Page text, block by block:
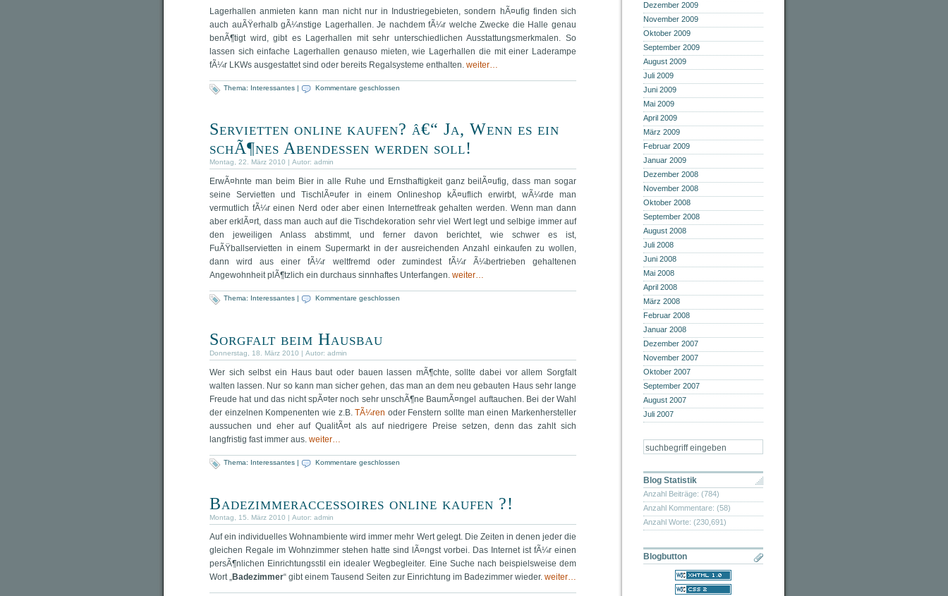
Lagerhallen anmieten kann man nicht nur in Industriegebieten, sondern hÃ¤ufig finden sich
auch auÃŸerhalb gÃ¼nstige Lagerhallen. Je nachdem fÃ¼r welche Zwecke die Halle genau
benÃ¶tigt wird, gibt es Lagerhallen mit sehr unterschiedlichen Ausstattungsmerkmalen. So
lassen sich einfache Lagerhallen genauso mieten, wie Lagerhallen die mit einer Laderampe
fÃ¼r LKWs ausgestattet sind oder bereits Regalsysteme enthalten. weiter…
Thema: Interessantes | Kommentare geschlossen
Servietten online kaufen? â€“ Ja, Wenn es ein
schÃ¶nes Abendessen werden soll!
Montag, 22. März 2010 | Autor: admin
ErwÃ¤hnte man beim Bier in alle Ruhe und Ernsthaftigkeit ganz beilÃ¤ufig, dass man sogar
seine Servietten und TischlÃ¤ufer in einem Onlineshop kÃ¤uflich erwirbt, wÃ¼rde man
vermutlich fÃ¼r einen Nerd oder aber einen Internetfreak gehalten werden. Wenn man dann
aber erklÃ¤rt, dass man auch auf die Tischdekoration sehr viel Wert legt und selbige immer auf
den jeweiligen Anlass abstimmt, und ferner davon berichtet, wie schwer es ist,
FuÃŸballservietten in einem Supermarkt in der ausreichenden Anzahl einkaufen zu wollen,
dann wird aus einer fÃ¼r weltfremd oder zumindest fÃ¼r Ã¼bertrieben gehaltenen
Angewohnheit plÃ¶tzlich ein durchaus sinnhaftes Unterfangen. weiter…
Thema: Interessantes | Kommentare geschlossen
Sorgfalt beim Hausbau
Donnerstag, 18. März 2010 | Autor: admin
Wer sich selbst ein Haus baut oder bauen lassen mÃ¶chte, sollte dabei vor allem Sorgfalt
walten lassen. Nur so kann man sicher gehen, das man an dem neu gebauten Haus sehr lange
Freude hat und das nicht spÃ¤ter noch sehr unschÃ¶ne BaumÃ¤ngel auftauchen. Bei der Wahl
der einzelnen Kompenenten wie z.B.TÃ¼ren oder Fenstern sollte man einen Markenhersteller
aussuchen und eher auf QualitÃ¤t als auf niedrigere Preise setzen, denn das zahlt sich
langfristig fast immer aus. weiter…
Thema: Interessantes | Kommentare geschlossen
Badezimmeraccessoires online kaufen ?!
Montag, 15. März 2010 | Autor: admin
Auf ein individuelles Wohnambiente wird immer mehr Wert gelegt. Die Zeiten in denen jeder die
gleichen Regale im Wohnzimmer stehen hatte sind lÃ¤ngst vorbei. Das Internet ist fÃ¼r einen
persÃ¶nlichen Einrichtungsstil ein idealer Wegbegleiter. Eine Suche nach beispielsweise dem
Wort „Badezimmer“ gibt einem Tausend Seiten zur Einrichtung im Badezimmer wieder. weiter…
Dezember 2009
November 2009
Oktober 2009
September 2009
August 2009
Juli 2009
Juni 2009
Mai 2009
April 2009
März 2009
Februar 2009
Januar 2009
Dezember 2008
November 2008
Oktober 2008
September 2008
August 2008
Juli 2008
Juni 2008
Mai 2008
April 2008
März 2008
Februar 2008
Januar 2008
Dezember 2007
November 2007
Oktober 2007
September 2007
August 2007
Juli 2007
Blog Statistik
Anzahl Beiträge: (784)
Anzahl Kommentare: (58)
Anzahl Worte: (230,691)
Blogbutton